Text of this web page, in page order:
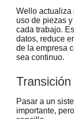
Wello actualiza
uso de piezas
cada trabajo.
datos, reduce
de la empresa
sea continuo.
Pasar a un
importante,